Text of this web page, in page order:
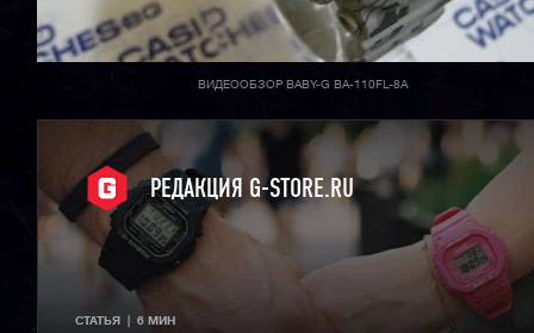
ВИДЕООБЗОР BABY-G BA-110FL-8A
РЕДАКЦИЯ G-STORE.RU
СТАТЬЯ  |  6 МИН